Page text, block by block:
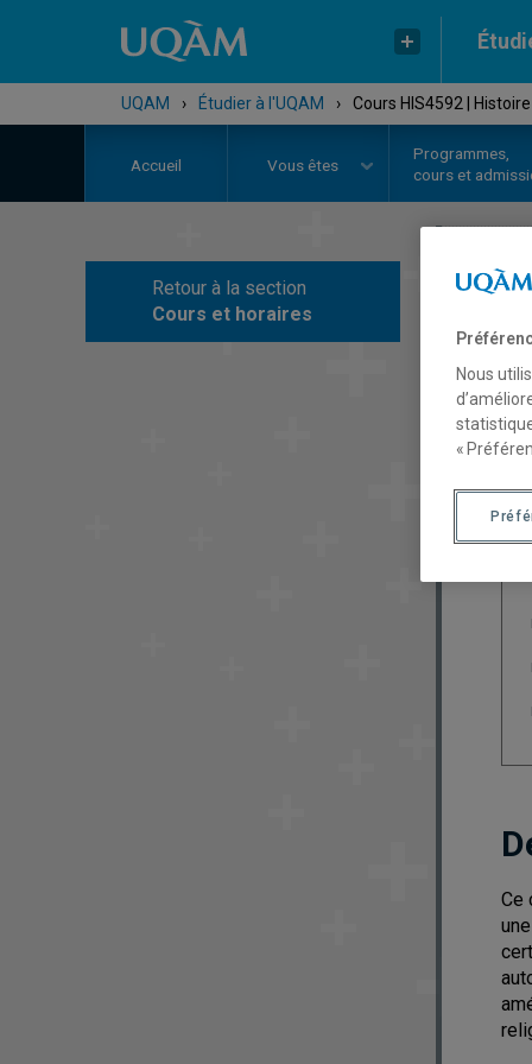
UQAM › Étudier à l'UQAM › Cours HIS4592 |
Accueil Vous êtes
Programmes,
cours et
Retour à la section
Cours et horaires
Ce
Nous
«